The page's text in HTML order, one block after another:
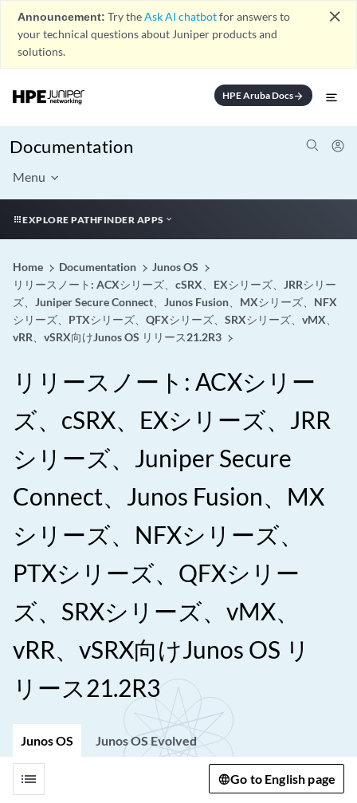
Announcement: Try theAsk AI chatbotfor answers to
your technical questions about Juniper products and
solutions.
close
HPE Aruba Docsarrow_forward
Documentation
Menu
EXPLORE PATHFINDER APPS
Home Documentation
Junos OS
リリースノート: ACXシリーズ、cSRX、EXシリーズ、JRRシリー
ズ、Juniper Secure Connect、Junos Fusion、MXシリーズ、NFX
シリーズ、PTXシリーズ、QFXシリーズ、SRXシリーズ、vMX、
vRR、vSRX向けJunos OS リリース21.2R3
リリースノート: ACXシリー
ズ、cSRX、EXシリーズ、JRR
シリーズ、Juniper Secure
Connect、Junos Fusion、MX
シリーズ、NFXシリーズ、
PTXシリーズ、QFXシリー
ズ、SRXシリーズ、vMX、
vRR、vSRX向けJunos OS リ
リース21.2R3
Junos OS Junos OS Evolved
list Go to English page